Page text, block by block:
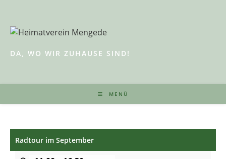
springen
DA, WO WIR ZUHAUSE SIND!
MENÜ
Radtour im September